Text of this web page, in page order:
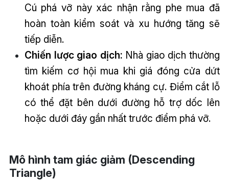
Cú phá vỡ này xác nhận rằng phe mua đã
hoàn toàn kiểm soát và xu hướng tăng sẽ
tiếp diễn.
Chiến lược giao dịch: Nhà giao dịch thường
tìm kiếm cơ hội mua khi giá đóng cửa dứt
khoát phía trên đường kháng cự. Điểm cắt lỗ
có thể đặt bên dưới đường hỗ trợ dốc lên
hoặc dưới đáy gần nhất trước điểm phá vỡ.
Mô hình tam giác giảm (Descending
Triangle)